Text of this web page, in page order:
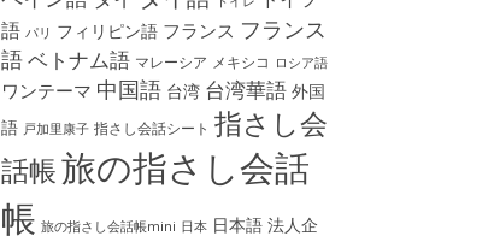
語 パリ フィリピン語 フランス フランス
語ベトナム語 マレーシア メキシコ ロシア語
ワンテーマ 中国語 台湾 台湾華語 外国
語 戸加里康子 指さし会話シート 指さし会
話帳旅の指さし会話
帳 旅の指さし会話帳mini 日本 日本語 法人企